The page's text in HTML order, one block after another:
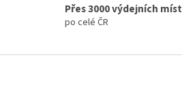
Přes 3000 výdejních míst
po celé ČR